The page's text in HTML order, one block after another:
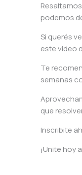
podemos
Si querés
este video
Te
semanas
que
Inscribite
¡Unite hoy